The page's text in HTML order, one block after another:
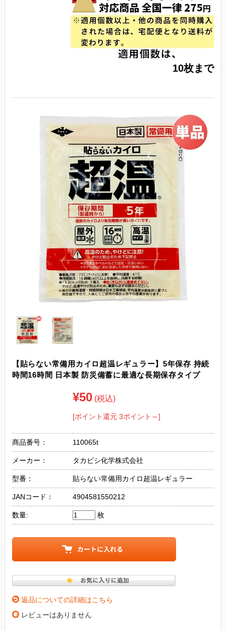
10枚まで
【貼らない常備用カイロ超温レギュラー】5年保存 持続
時間16時間 日本製 防災備蓄に最適な長期保存タイプ
¥50 (税込)
[ポイント還元 3ポイント～]
商品番号： 110065t
メーカー： タカビシ化学株式会社
型番： 貼らない常備用カイロ超温レギュラー
JANコード： 4904581550212
数量: 枚
返品についての詳細はこちら
レビューはありません